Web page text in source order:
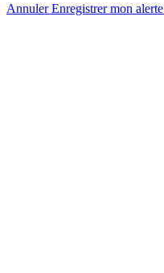
AnnulerEnregistrer mon alerte